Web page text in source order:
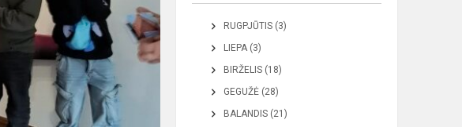
RUGPJŪTIS (3)
LIEPA (3)
BIRŽELIS (18)
GEGUŽĖ (28)
BALANDIS (21)